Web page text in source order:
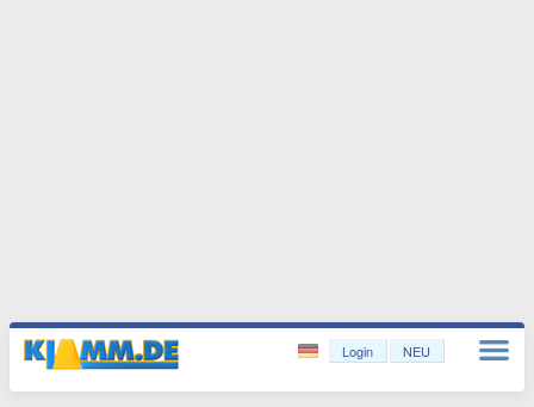
Login NEU